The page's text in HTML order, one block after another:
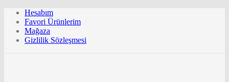
Hesabım
Favori Ürünlerim
Mağaza
Gizlilik Sözleşmesi